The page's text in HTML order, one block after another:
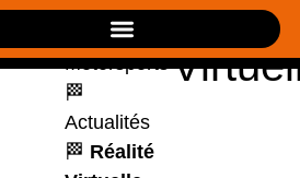
Loisirs
Motorsports
🏁
Actualités
🏁 Réalité